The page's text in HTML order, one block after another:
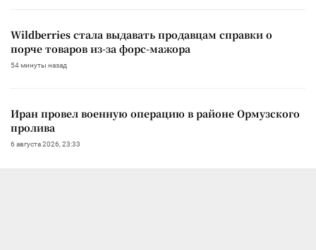
Wildberries стала выдавать продавцам справки о
порче товаров из-за форс-мажора
54 минуты назад
Иран провел военную операцию в районе Ормузского
пролива
6 августа 2026, 23:33